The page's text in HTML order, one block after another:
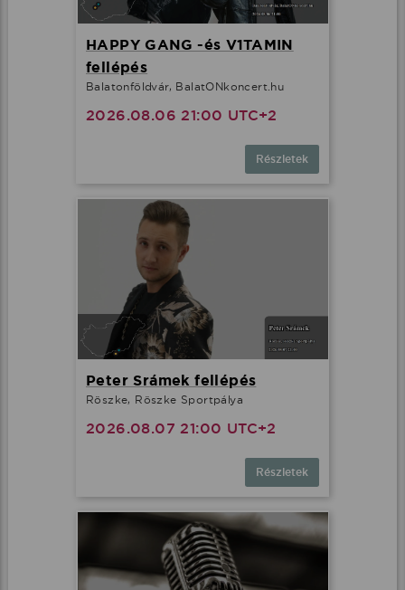
HAPPY GANG -és V1TAMIN
fellépés
Balatonföldvár, BalatONkoncert.hu
2026.08.06 21:00 UTC+2
Részletek
Peter Srámek fellépés
Röszke, Röszke Sportpálya
2026.08.07 21:00 UTC+2
Részletek